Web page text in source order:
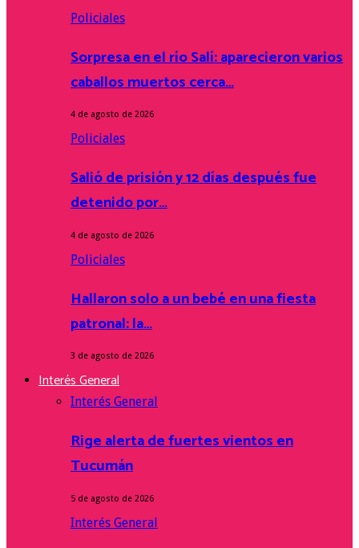
Policiales
Sorpresa en el río Salí: aparecieron varios
caballos muertos cerca…
4 de agosto de 2026
Policiales
Salió de prisión y 12 días después fue
detenido por…
4 de agosto de 2026
Policiales
Hallaron solo a un bebé en una fiesta
patronal: la…
3 de agosto de 2026
Interés General
Interés General
Rige alerta de fuertes vientos en
Tucumán
5 de agosto de 2026
Interés General